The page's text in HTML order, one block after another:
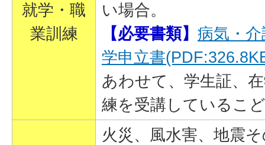
就学・職
業訓練
い場合。
【必要書類】 病気・
学申立書
あわせて、学生証、
練を受講しているこ
火災、風水害、地震